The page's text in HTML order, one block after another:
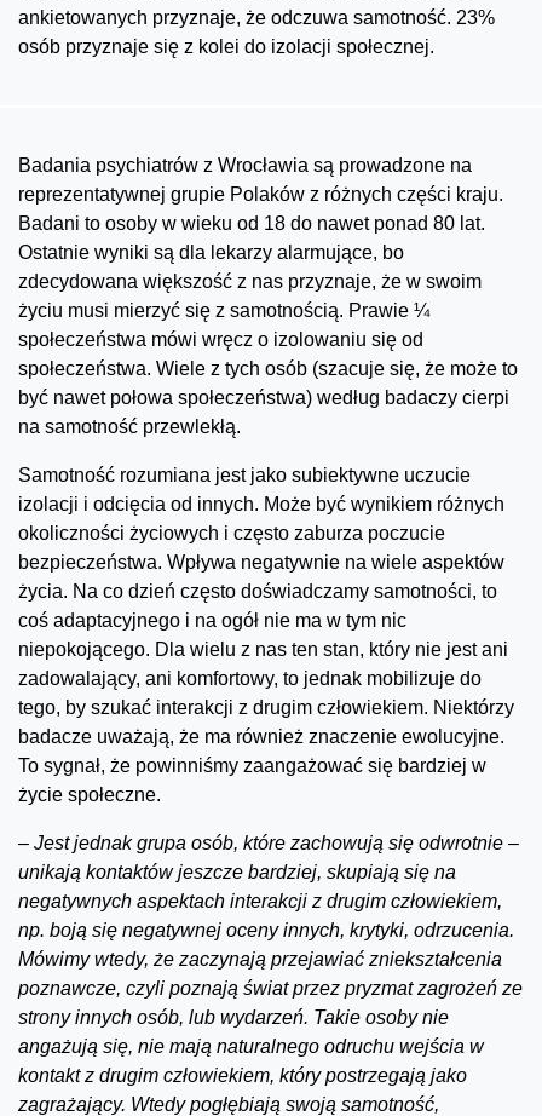
ankietowanych przyznaje, że odczuwa samotność. 23%
osób przyznaje się z kolei do izolacji społecznej.
Badania psychiatrów z Wrocławia są prowadzone na
reprezentatywnej grupie Polaków z różnych części kraju.
Badani to osoby w wieku od 18 do nawet ponad 80 lat.
Ostatnie wyniki są dla lekarzy alarmujące, bo
zdecydowana większość z nas przyznaje, że w swoim
życiu musi mierzyć się z samotnością. Prawie ¼
społeczeństwa mówi wręcz o izolowaniu się od
społeczeństwa. Wiele z tych osób (szacuje się, że może to
być nawet połowa społeczeństwa) według badaczy cierpi
na samotność przewlekłą.
Samotność rozumiana jest jako subiektywne uczucie
izolacji i odcięcia od innych. Może być wynikiem różnych
okoliczności życiowych i często zaburza poczucie
bezpieczeństwa. Wpływa negatywnie na wiele aspektów
życia. Na co dzień często doświadczamy samotności, to
coś adaptacyjnego i na ogół nie ma w tym nic
niepokojącego. Dla wielu z nas ten stan, który nie jest ani
zadowalający, ani komfortowy, to jednak mobilizuje do
tego, by szukać interakcji z drugim człowiekiem. Niektórzy
badacze uważają, że ma również znaczenie ewolucyjne.
To sygnał, że powinniśmy zaangażować się bardziej w
życie społeczne.
– Jest jednak grupa osób, które zachowują się odwrotnie –
unikają kontaktów jeszcze bardziej, skupiają się na
negatywnych aspektach interakcji z drugim człowiekiem,
np. boją się negatywnej oceny innych, krytyki, odrzucenia.
Mówimy wtedy, że zaczynają przejawiać zniekształcenia
poznawcze, czyli poznają świat przez pryzmat zagrożeń ze
strony innych osób, lub wydarzeń. Takie osoby nie
angażują się, nie mają naturalnego odruchu wejścia w
kontakt z drugim człowiekiem, który postrzegają jako
zagrażający. Wtedy pogłębiają swoją samotność,